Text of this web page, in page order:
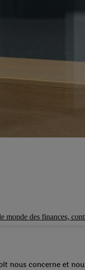
monde des finances,
nous concerne et